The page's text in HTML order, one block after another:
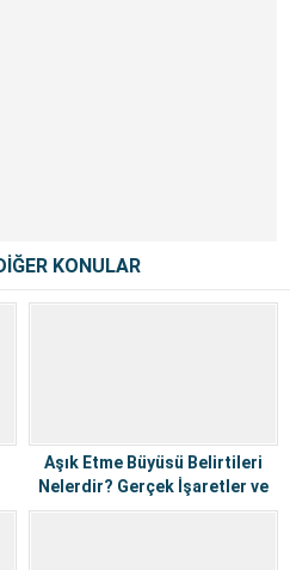
KONULAR
Aşık Etme Büyüsü Belirtileri
Nelerdir? Gerçek İşaretler ve
Doğru Yorumlama